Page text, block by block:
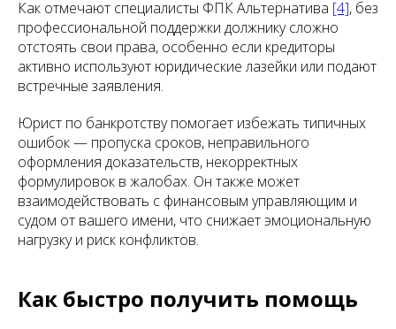
Как отмечают специалисты ФПК Альтернатива [4], без
профессиональной поддержки должнику сложно
отстоять свои права, особенно если кредиторы
активно используют юридические лазейки или подают
встречные заявления.
Юрист по банкротству помогает избежать типичных
ошибок — пропуска сроков, неправильного
оформления доказательств, некорректных
формулировок в жалобах. Он также может
взаимодействовать с финансовым управляющим и
судом от вашего имени, что снижает эмоциональную
нагрузку и риск конфликтов.
Как быстро получить помощь